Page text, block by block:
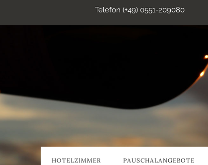
Telefon (+49) 0551-209080
HOTELZIMMER PAUSCHALANGEBOTE